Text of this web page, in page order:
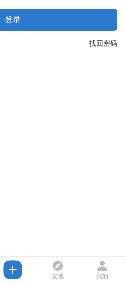
登录
找回密码
发现 我的